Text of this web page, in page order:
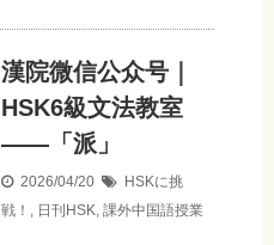
漢院微信公众号｜
HSK6級文法教室
——「派」
2026/04/20
HSKに挑
戦！ , 日刊HSK, 課外中国語授業